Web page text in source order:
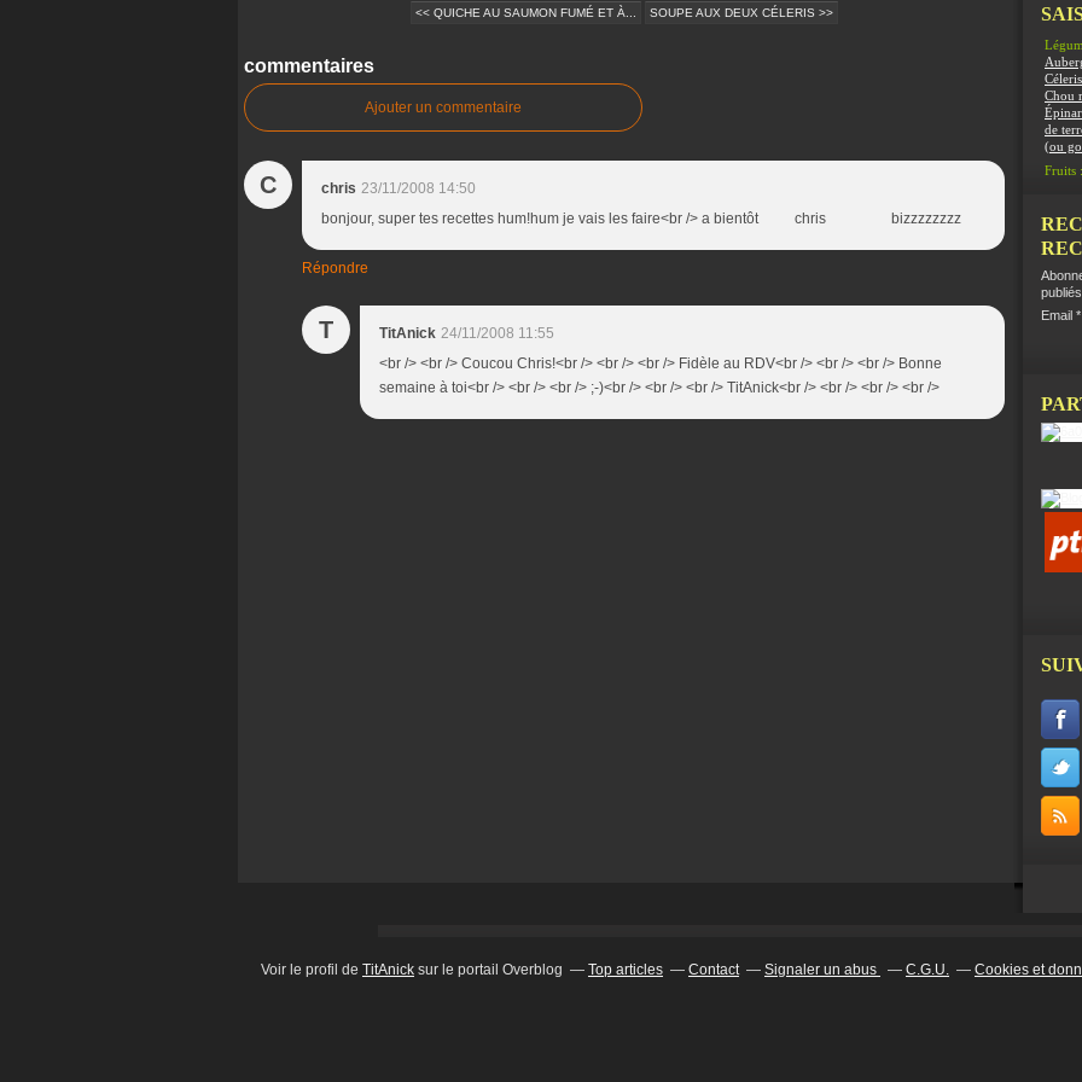
<< QUICHE AU SAUMON FUMÉ ET À... SOUPE AUX DEUX CÉLERIS >>
commentaires
Ajouter un commentaire
C chris 23/11/2008 14:50
bonjour, super tes recettes hum!hum je vais les faire<br /> a bientôt chris bizzzzzzzz
Répondre
T TitAnick 24/11/2008 11:55
<br /> <br /> Coucou Chris!<br /> <br /> <br /> Fidèle au RDV<br /> <br /> <br /> Bonne
semaine à toi<br /> <br /> <br /> ;-)<br /> <br /> <br /> TitAnick<br /> <br /> <br /> <br />
Céleris
Chou
de
(ou
Fruits :
Email
Voir le profil de TitAnick sur le portail Overblog Top articles Contact Signaler un abus C.G.U. Cookies et